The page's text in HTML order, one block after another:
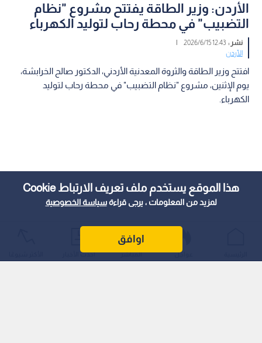
هذا الموقع يستخدم ملف تعريف الارتباط Cookie
لمزيد من المعلومات ، يرجى قراءةسياسة الخصوصية
اوافق
الأردن: وزير الطاقة يفتتح مشروع "نظام
التضبيب" في محطة رحاب لتوليد الكهرباء
نشر :12:43 2026/6/15
|
الأردن
افتتح وزير الطاقة والثروة المعدنية الأردني، الدكتور صالح الخرابشة،
يوم الإثنين، مشروع "نظام التضبيب" في محطة رحاب لتوليد
الكهرباء.
عواجل المباشر أحدث الأخبار